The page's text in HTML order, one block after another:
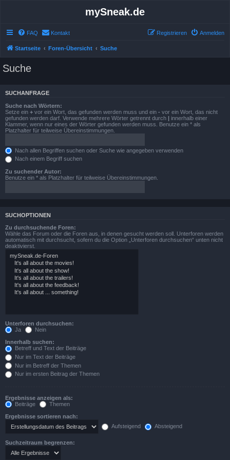
mySneak.de
FAQ Kontakt Anmelden
Registrieren
Startseite Foren-Übersicht Suche
Suche
SUCHANFRAGE
Suche nach Wörtern:
Setze ein + vor ein Wort, das gefunden werden muss und ein - vor ein Wort, das nicht
gefunden werden darf. Verwende mehrere Wörter getrennt durch | innerhalb einer
Klammer, wenn nur eines der Wörter gefunden werden muss. Benutze ein * als
Platzhalter für teilweise Übereinstimmungen.
Nach allen Begriffen suchen oder Suche wie angegeben verwenden
Nach einem Begriff suchen
Zu suchender Autor:
Benutze ein * als Platzhalter für teilweise Übereinstimmungen.
SUCHOPTIONEN
Zu durchsuchende Foren:
Wähle das Forum oder die Foren aus, in denen gesucht werden soll. Unterforen werden
automatisch mit durchsucht, sofern du die Option „Unterforen durchsuchen“ unten nicht
deaktivierst.
Unterforen durchsuchen:
Ja
Nein
Innerhalb suchen:
Betreff und Text der Beiträge
Nur im Text der Beiträge
Nur im Betreff der Themen
Nur im ersten Beitrag der Themen
Ergebnisse anzeigen als:
Beiträge
Themen
Ergebnisse sortieren nach:
Aufsteigend
Absteigend
Suchzeitraum begrenzen: